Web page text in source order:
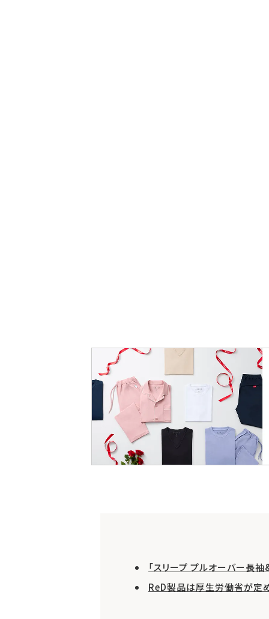
「スリープ プルオーバー長
ReD製品は厚生労働省が定